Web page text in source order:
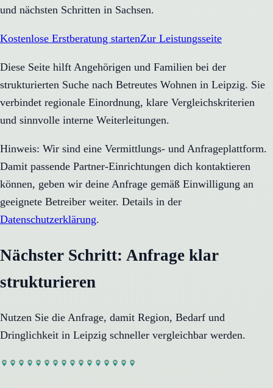
und nächsten Schritten in Sachsen.
Kostenlose Erstberatung startenZur Leistungsseite
Diese Seite hilft Angehörigen und Familien bei der
strukturierten Suche nach Betreutes Wohnen in Leipzig. Sie
verbindet regionale Einordnung, klare Vergleichskriterien
und sinnvolle interne Weiterleitungen.
Hinweis: Wir sind eine Vermittlungs- und Anfrageplattform.
Damit passende Partner-Einrichtungen dich kontaktieren
können, geben wir deine Anfrage gemäß Einwilligung an
geeignete Betreiber weiter. Details in der
Datenschutzerklärung.
Nächster Schritt: Anfrage klar
strukturieren
Nutzen Sie die Anfrage, damit Region, Bedarf und
Dringlichkeit in Leipzig schneller vergleichbar werden.